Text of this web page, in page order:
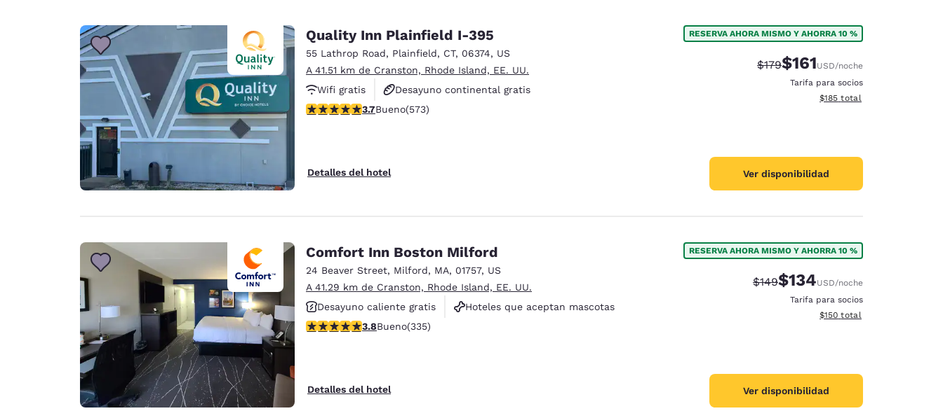
Quality Inn Plainfield I-395
55 Lathrop Road, Plainfield, CT, 06374, US
A 41.51 km de Cranston, Rhode Island, EE. UU.
Wifi gratis
Desayuno continental gratis
Desayuno caliente gratis
Calificación de 3.68 estrellas. Bueno. 573 reseñas
3.7Bueno(573)
Detalles del hotel
RESERVA AHORA MISMO Y AHORRA 10 %
Tarifa tachada:
$179Tarifa reducida:
$161USD/noche
Tarifa para socios
Ver detalles totales
$185 total
Ver disponibilidad
Comfort Inn Boston Milford
24 Beaver Street, Milford, MA, 01757, US
A 41.29 km de Cranston, Rhode Island, EE. UU.
Desayuno caliente gratis
Hoteles que aceptan mascotas
Para no fumar
Calificación de 3.83 estrellas. Bueno. 335 reseñas
3.8Bueno(335)
Detalles del hotel
RESERVA AHORA MISMO Y AHORRA 10 %
Tarifa tachada:
$149Tarifa reducida:
$134USD/noche
Tarifa para socios
Ver detalles totales
$150 total
Ver disponibilidad